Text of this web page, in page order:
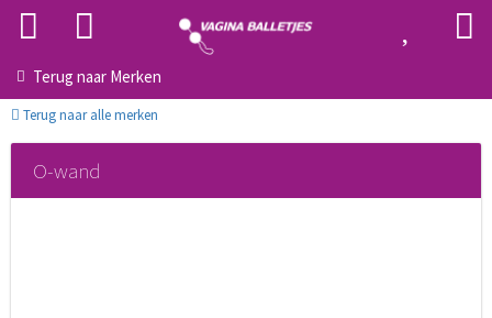
Terug naar Merken
Terug naar alle merken
O-wand